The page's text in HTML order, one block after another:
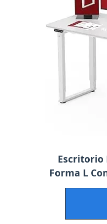
Escritorio
Forma L